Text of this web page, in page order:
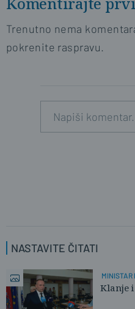
Trenutno nema
pokrenite raspravu.
NASTAVITE ČITATI
MINISTAR
Klanje